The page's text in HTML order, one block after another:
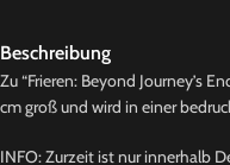
Beschreibung
Zu “Frieren: Beyond Journey’s
cm groß und wird in einer
INFO: Zurzeit ist nur innerhalb